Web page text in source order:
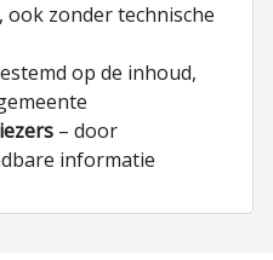
zonder technische
op de inhoud,
– door
informatie